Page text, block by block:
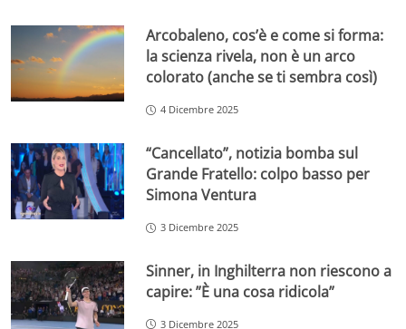
Arcobaleno, cos’è e come si forma:
la scienza rivela, non è un arco
colorato (anche se ti sembra così)
4 Dicembre 2025
“Cancellato”, notizia bomba sul
Grande Fratello: colpo basso per
Simona Ventura
3 Dicembre 2025
Sinner, in Inghilterra non riescono a
capire: ”È una cosa ridicola”
3 Dicembre 2025